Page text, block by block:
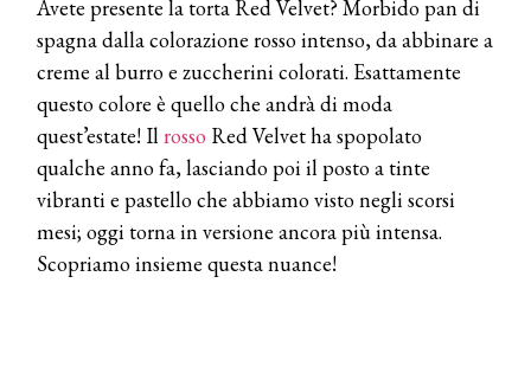
aziende
Avete presente la torta Red Velvet? Morbido pan di
spagna dalla colorazione rosso intenso, da abbinare a
creme al burro e zuccherini colorati. Esattamente
questo colore è quello che andrà di moda
quest’estate! Ilrosso Red Velvet ha spopolato
qualche anno fa, lasciando poi il posto a tinte
vibranti e pastello che abbiamo visto negli scorsi
mesi; oggi torna in versione ancora più intensa.
Scopriamo insieme questa nuance!